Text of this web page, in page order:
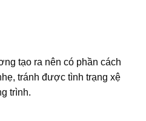
tạo ra nên có phần cách
tránh được tình trạng xệ
trình.